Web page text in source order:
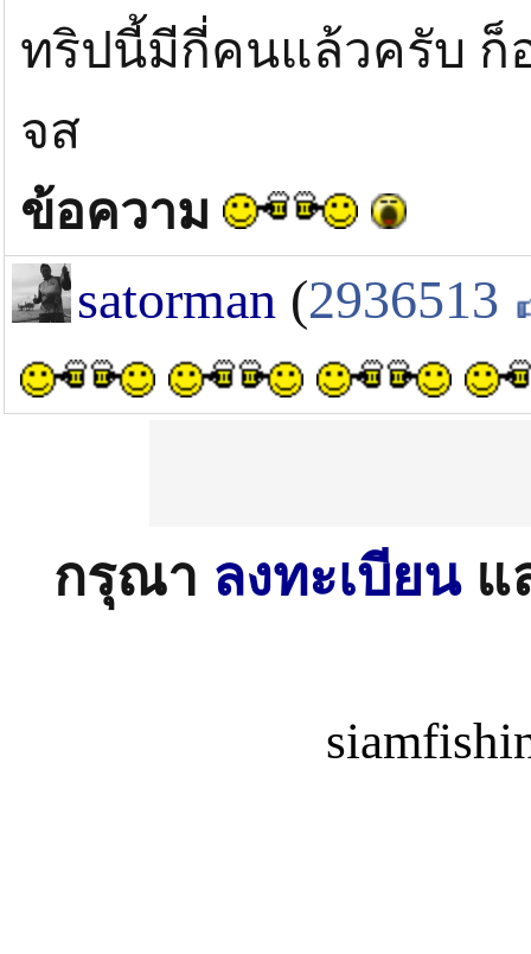
ทริปนี้มีกี่คนแล้วครับ ก็
จส
ข้อความ
satorman (2936513
กรุณา ลงทะเบียนแ